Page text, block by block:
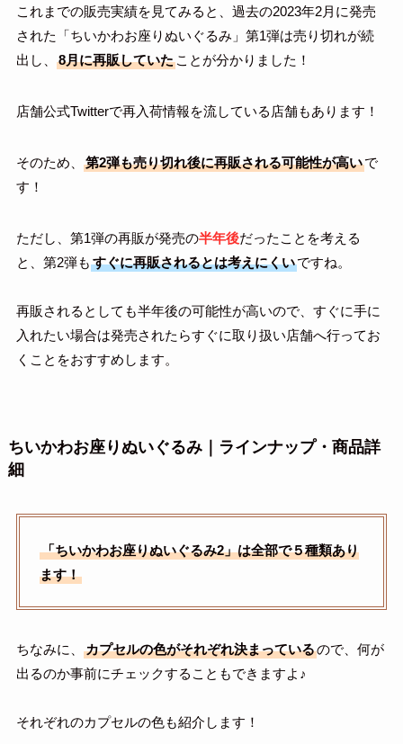
これまでの販売実績を見てみると、過去の2023年2月に発売
された「ちいかわお座りぬいぐるみ」第1弾は売り切れが続
出し、
8月に再販していたことが分かりました！
店舗公式Twitterで再入荷情報を流している店舗もあります！
そのため、 第2弾も売り切れ後に再販される可能性が高いで
す！
ただし、第1弾の再販が発売の半年後だったことを考える
と、第2弾も すぐに再販されるとは考えにくいですね。
再販されるとしても半年後の可能性が高いので、すぐに手に
入れたい場合は発売されたらすぐに取り扱い店舗へ行ってお
くことをおすすめします。
ちいかわお座りぬいぐるみ｜ラインナップ・商品詳
細
「ちいかわお座りぬいぐるみ2」は全部で５種類あり
ます！
ちなみに、 カプセルの色がそれぞれ決まっているので、何が
出るのか事前にチェックすることもできますよ♪
それぞれのカプセルの色も紹介します！